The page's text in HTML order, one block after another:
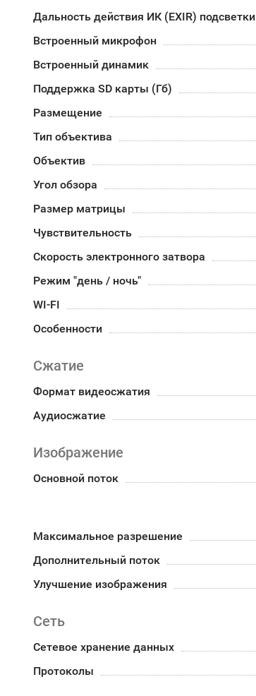
Дальность действия ИК (EXIR) подсветки
Встроенный микрофон
Встроенный динамик
Поддержка SD карты (Гб)
Размещение
Тип объектива
Объектив
Угол обзора
Размер матрицы
Чувствительность
Скорость электронного затвора
Режим "день / ночь"
WI-FI
Особенности
Сжатие
Формат видеосжатия
Аудиосжатие
Изображение
Основной поток
Максимальное разрешение
Дополнительный поток
Улучшение изображения
Сеть
Сетевое хранение данных
Протоколы